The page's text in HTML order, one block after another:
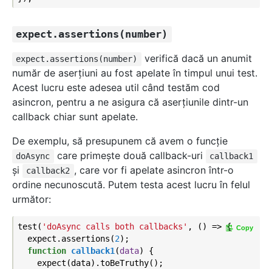
expect.assertions(number)
expect.assertions(number)
verifică dacă un anumit
număr de aserțiuni au fost apelate în timpul unui test.
Acest lucru este adesea util când testăm cod
asincron, pentru a ne asigura că aserțiunile dintr-un
callback chiar sunt apelate.
De exemplu, să presupunem că avem o funcţie
doAsync care primeşte două callback-uri callback1
şi callback2 , care vor fi apelate asincron într-o
ordine necunoscută. Putem testa acest lucru în felul
următor:
test( 'doAsync calls both callbacks' , () => {
  expect.assertions(
2);
function callback1 (data) {
    expect(data).toBeTruthy();
Copy